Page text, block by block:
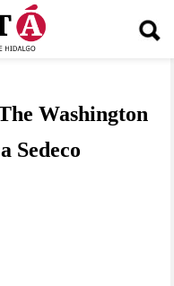
Washington
Sedeco